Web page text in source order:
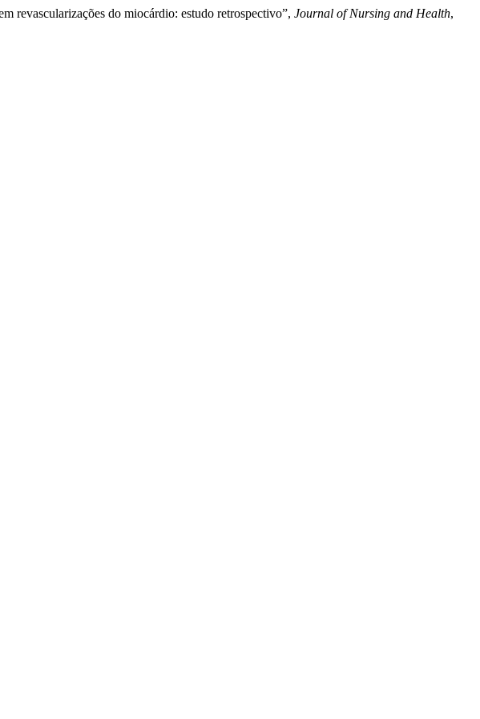
revascularizações do miocárdio: estudo retrospectivo”, Journal of Nursing and Health,